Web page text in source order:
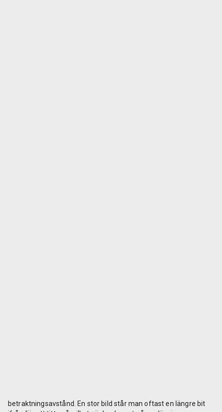
betraktningsavstånd. En stor bild står man oftast en längre bit